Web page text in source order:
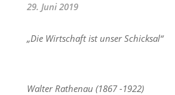
29. Juni 2019
„Die Wirtschaft ist unser
Walter Rathenau